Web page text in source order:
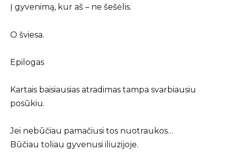
Į gyvenimą, kur aš – ne šešėlis.
O šviesa.
Epilogas
Kartais baisiausias atradimas tampa svarbiausiu
posūkiu.
Jei nebūčiau pamačiusi tos nuotraukos…
Būčiau toliau gyvenusi iliuzijoje.